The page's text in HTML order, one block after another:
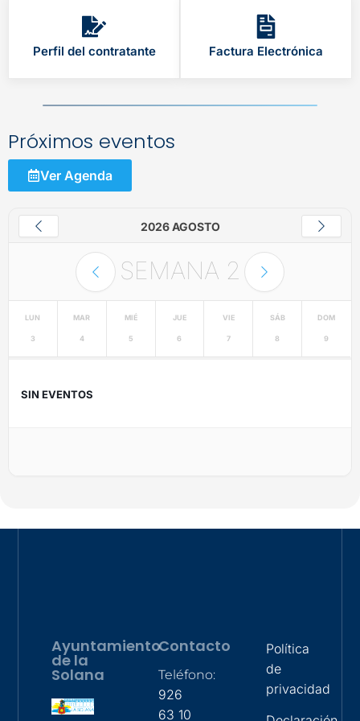
Perfil del contratante Factura Electrónica
Próximos eventos
Ver Agenda
2026 AGOSTO
SEMANA 2
LUN
3
MAR
4
MIÉ
5
JUE
6
VIE
7
SÁB
8
DOM
9
SIN EVENTOS
Ayuntamiento
de la
Solana
Contacto
Teléfono:
926
63 10
Política
de
privacidad